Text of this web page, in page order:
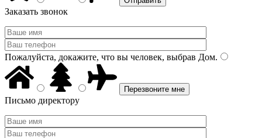
Заказать звонок
Пожалуйста, докажите, что вы человек, выбрав Дом.
Письмо директору